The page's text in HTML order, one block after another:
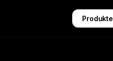
Produkte